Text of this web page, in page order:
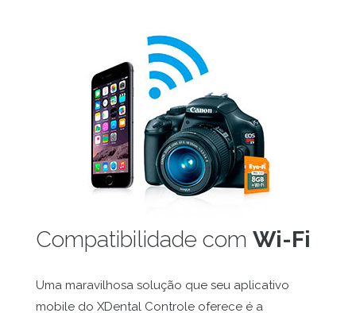
Compatibilidade com Wi-Fi
Uma maravilhosa solução que seu aplicativo
mobile do XDental Controle oferece é a